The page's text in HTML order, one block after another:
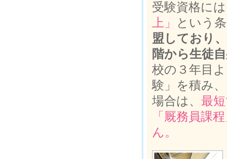
受験資格に
上」
という
盟しており
階から生徒
校の３年目
験」を積み
場合は、 最
「厩務員課
ん。